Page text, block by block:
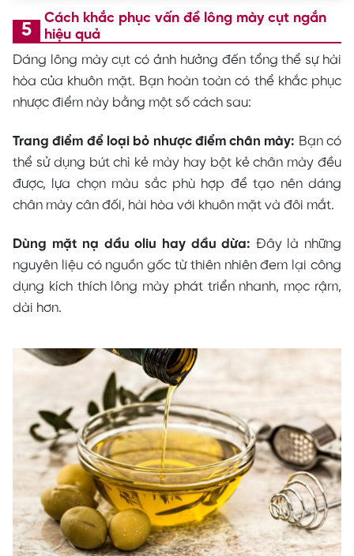
Cách khắc phục vấn đề lông mày cụt ngắn
hiệu quả
Dáng lông mày cụt có ảnh hưởng đến tổng thể sự hài
hòa của khuôn mặt. Bạn hoàn toàn có thể khắc phục
nhược điểm này bằng một số cách sau:
Trang điểm để loại bỏ nhược điểm chân mày: Bạn có
thể sử dụng bút chì kẻ mày hay bột kẻ chân mày đều
được, lựa chọn màu sắc phù hợp để tạo nên dáng
chân mày cân đối, hài hòa với khuôn mặt và đôi mắt.
Dùng mặt nạ dầu oliu hay dầu dừa: Đây là những
nguyên liệu có nguồn gốc từ thiên nhiên đem lại công
dụng kích thích lông mày phát triển nhanh, mọc rậm,
dài hơn.